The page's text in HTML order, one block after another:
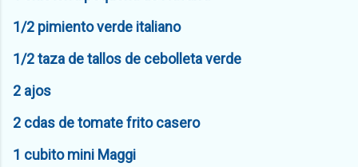
1/2 pimiento verde italiano
1/2 taza de tallos de cebolleta verde
2 ajos
2 cdas de tomate frito casero
1 cubito mini Maggi